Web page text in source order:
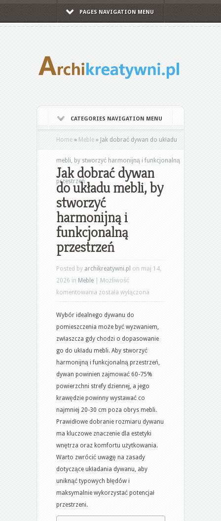
PAGES NAVIGATION MENU
CATEGORIES NAVIGATION MENU
Home » Meble » Jak dobrać dywan do układu
mebli, by stworzyć harmonijną i funkcjonalną
przestrzeń
Jak dobrać dywan
do układu mebli, by
stworzyć
harmonijną i
funkcjonalną
przestrzeń
Posted by archikreatywni.pl on maj 14,
2026 in Meble
Możliwość
komentowania Jak
dywan
do
układu
mebli,
by
stworzyć
harmonijną
i
funkcjonalną
przestrzeń
została wyłączona
Wybór idealnego dywanu do
pomieszczenia może być wyzwaniem,
zwłaszcza gdy chodzi o dopasowanie
go do układu mebli. Aby stworzyć
harmonijną i funkcjonalną przestrzeń,
dywan powinien zajmować 60-75%
powierzchni strefy dziennej, a jego
krawędzie powinny wystawać co
najmniej 20-30 cm poza obrys mebli.
Prawidłowe dobranie rozmiaru dywanu
ma kluczowe znaczenie dla estetyki
wnętrza oraz komfortu użytkowania.
Warto zwrócić uwagę na zasady
dotyczące układania dywanu, aby
uniknąć typowych błędów i
maksymalnie wykorzystać potencjał
przestrzeni.